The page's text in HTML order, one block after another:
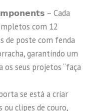
– Cada
com 12
de poste com fenda
garantindo um
os seus projetos “faça
se está a criar
ou clipes de couro,